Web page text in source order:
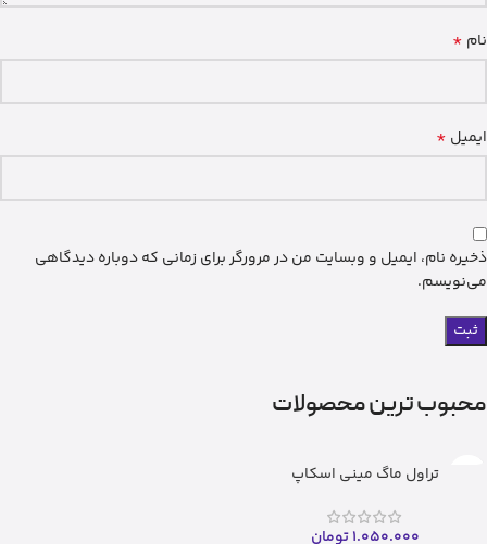
نام *
ایمیل *
ذخیره نام، ایمیل و وبسایت من در مرورگر برای زمانی که دوباره دیدگاهی
می‌نویسم.
محبوب ترین محصولات
تراول ماگ مینی اسکاپ
1.050.000تومان